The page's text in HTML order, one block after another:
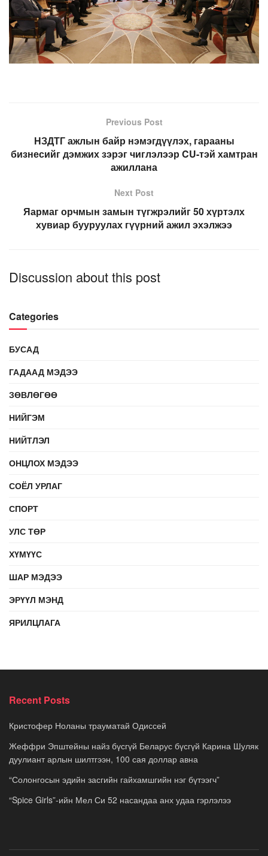
Previous Post
НЗДТГ ажлын байр нэмэгдүүлэх, гарааны
бизнесийг дэмжих зэрэг чиглэлээр CU-тэй хамтран
ажиллана
Next Post
Яармаг орчмын замын түгжрэлийг 50 хүртэлх
хувиар бууруулах гүүрний ажил эхэлжээ
Discussion about this post
Categories
БУСАД
ГАДААД МЭДЭЭ
ЗӨВЛӨГӨӨ
НИЙГЭМ
НИЙТЛЭЛ
ОНЦЛОХ МЭДЭЭ
СОЁЛ УРЛАГ
СПОРТ
УЛС ТӨР
ХҮМҮҮС
ШАР МЭДЭЭ
ЭРҮҮЛ МЭНД
ЯРИЛЦЛАГА
Recent Posts
Кристофер Ноланы трауматай Одиссей
Жеффри Эпштейны найз бүсгүй Беларус бүсгүй Карина Шуляк
дуулиант арлын шилтгээн, 100 сая доллар авна
“Солонгосын эдийн засгийн гайхамшгийн нэг бүтээгч”
“Spice Girls”-ийн Мел Си 52 насандаа анх удаа гэрлэлээ